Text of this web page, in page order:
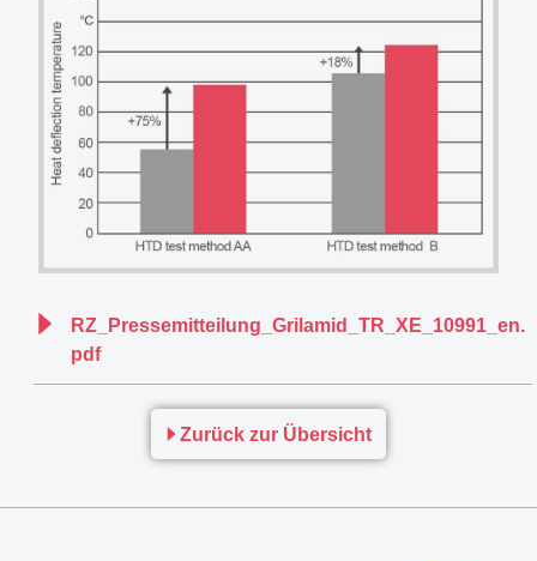
RZ_Pressemitteilung_Grilamid_TR_XE_10991_en.
pdf
Zurück zur Übersicht